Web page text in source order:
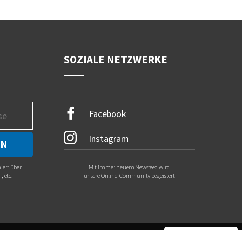
über
etc.
SOZIALE NETZWERKE
Facebook
Instagram
Mit immer neuem Newsfeed wird
unsere Online-Community begeistert